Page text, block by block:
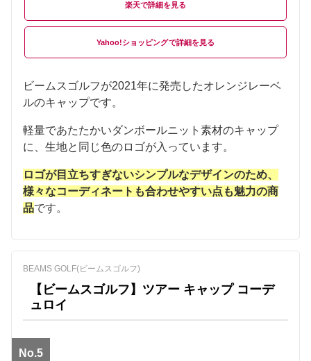
楽天
Yahoo!ショッピング
ビームスゴルフが2021年に発売したオレンジレーベ
ルのキャップです。
軽量であたたかいダンボールニット素材のキャップ
に、生地と同じ色のロゴが入っています。
ロゴが目立ちすぎないシンプルなデザインのため、
様々なコーディネートも合わせやすい点も魅力の商
品です。
BEAMS GOLF(ビームスゴルフ)
【ビームスゴルフ】ツアー キャップ コーデ
ュロイ
No.5